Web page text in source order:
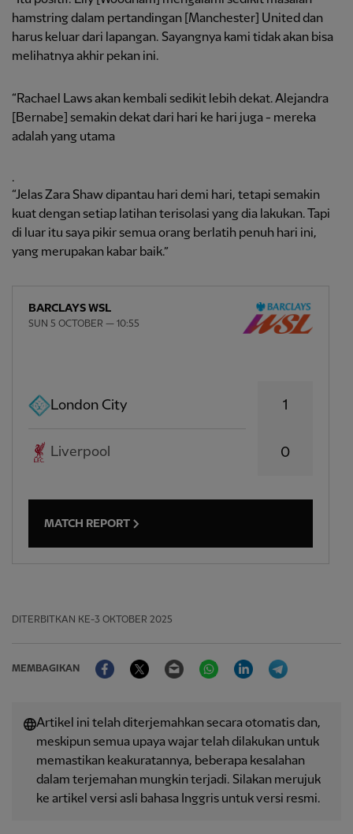
hamstring dalam pertandingan [Manchester] United dan
harus keluar dari lapangan. Sayangnya kami tidak akan bisa
melihatnya akhir pekan ini.
“Rachael Laws akan kembali sedikit lebih dekat. Alejandra
[Bernabe] semakin dekat dari hari ke hari juga - mereka
adalah yang utama
.
“Jelas Zara Shaw dipantau hari demi hari, tetapi semakin
kuat dengan setiap latihan terisolasi yang dia lakukan. Tapi
di luar itu saya pikir semua orang berlatih penuh hari ini,
yang merupakan kabar baik.”
BARCLAYS WSL
SUN 5 OCTOBER — 10:55
London City
Liverpool
1
0
MATCH REPORT
DITERBITKAN KE-3 OKTOBER 2025
MEMBAGIKAN
FacebookTwitter Email WhatsAppLinkedIn
Artikel ini telah diterjemahkan secara otomatis dan,
meskipun semua upaya wajar telah dilakukan untuk
memastikan keakuratannya, beberapa kesalahan
dalam terjemahan mungkin terjadi. Silakan merujuk
ke artikel versi asli bahasa Inggris untuk versi resmi.